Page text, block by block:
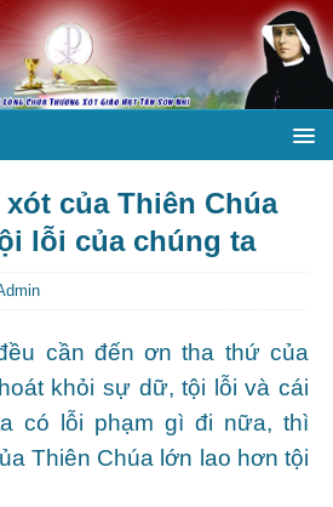
của Thiên Chúa
lỗi của chúng ta
cần đến ơn tha thứ của
khỏi sự dữ, tội lỗi và cái
có lỗi phạm gì đi nữa, thì
Thiên Chúa lớn lao hơn tội